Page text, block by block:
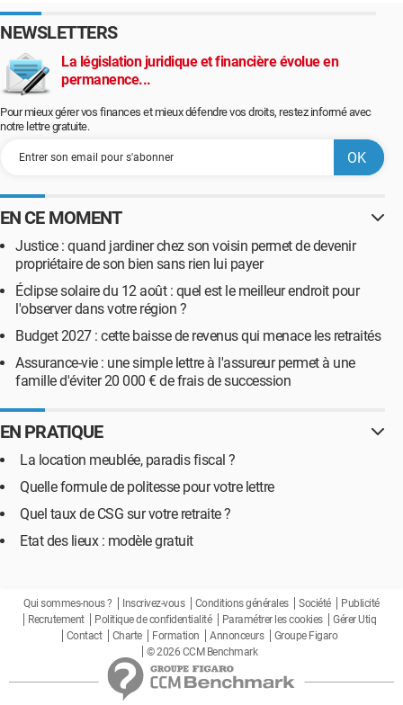
NEWSLETTERS
La législation juridique et financière évolue en
permanence...
Pour mieux gérer vos finances et mieux défendre vos droits, restez informé avec
notre lettre gratuite.
EN CE MOMENT
Justice : quand jardiner chez son voisin permet de devenir
propriétaire de son bien sans rien lui payer
Éclipse solaire du 12 août : quel est le meilleur endroit pour
l'observer dans votre région ?
Budget 2027 : cette baisse de revenus qui menace les retraités
Assurance-vie : une simple lettre à l'assureur permet à une
famille d'éviter 20 000 € de frais de succession
EN PRATIQUE
La location meublée, paradis fiscal ?
Quelle formule de politesse pour votre lettre
Quel taux de CSG sur votre retraite ?
Etat des lieux : modèle gratuit
Qui sommes-nous ? Inscrivez-vous Conditions générales Société
Publicité
Recrutement
Politique de confidentialité Paramétrer les cookies
Gérer Utiq
Contact
Charte Formation Annonceurs
Groupe Figaro
© 2026 CCM Benchmark